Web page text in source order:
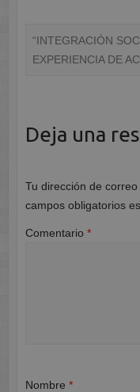
“INTEGRACIÓN
EXPERIENCIA DE
Deja una
Tu dirección de
campos obligatorios
Comentario *
Nombre *